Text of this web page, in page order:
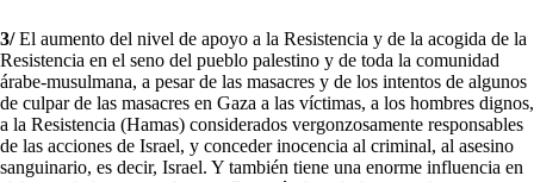
3/El aumento del nivel de apoyo a la Resistencia y de la acogida de la
Resistencia en el seno del pueblo palestino y de toda la comunidad
árabe-musulmana, a pesar de las masacres y de los intentos de algunos
de culpar de las masacres en Gaza a las víctimas, a los hombres dignos,
a la Resistencia (Hamas) considerados vergonzosamente responsables
de las acciones de Israel, y conceder inocencia al criminal, al asesino
sanguinario, es decir, Israel. Y también tiene una enorme influencia en